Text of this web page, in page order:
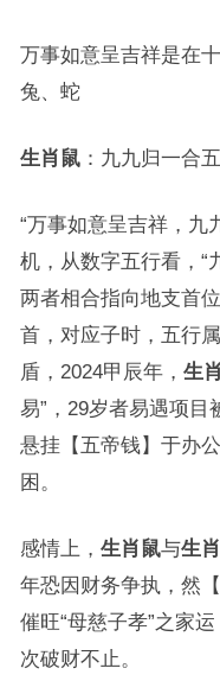
万事如意呈吉祥是在
兔、蛇
生肖鼠：九九归一合
“万事如意呈吉祥，九
机，从数字五行看，“
两者相合指向地支首
首，对应子时，五行
盾，2024甲辰年， 生
易”，29岁者易遇项目
悬挂【五帝钱】于办
困。
感情上， 生肖鼠与生
年恐因财务争执，然
催旺“母慈子孝”之家
次破财不止。